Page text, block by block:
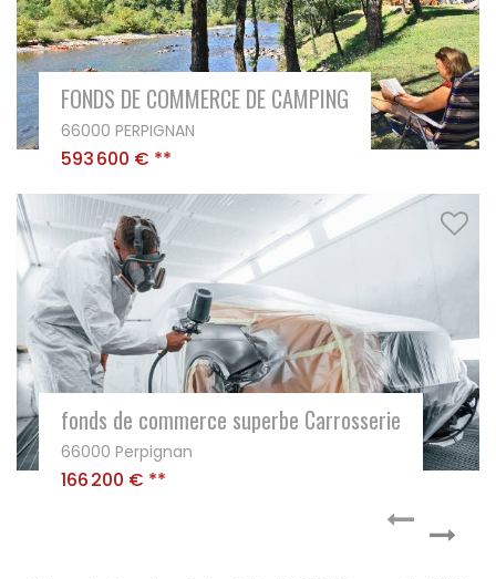
FONDS DE COMMERCE DE CAMPING
66000 PERPIGNAN
593 600 € **
fonds de commerce superbe Carrosserie
66000 Perpignan
166 200 € **